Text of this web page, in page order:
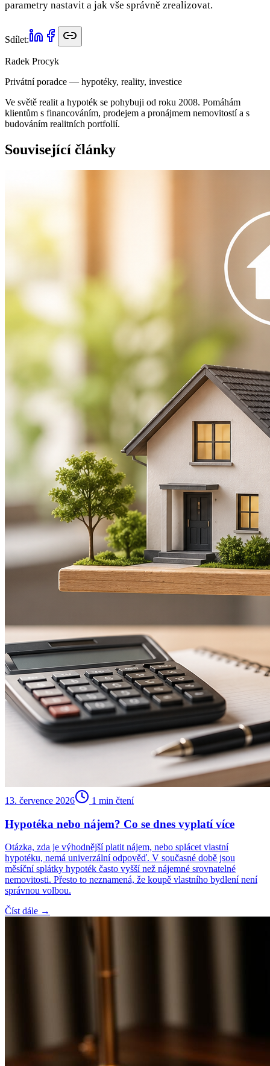
parametry nastavit a jak vše správně zrealizovat.
Sdílet:
Radek Procyk
Privátní poradce — hypotéky, reality, investice
Ve světě realit a hypoték se pohybuji od roku 2008. Pomáhám
klientům s financováním, prodejem a pronájmem nemovitostí a s
budováním realitních portfolií.
Související články
13. července 2026 1 min čtení
Hypotéka nebo nájem? Co se dnes vyplatí více
Otázka, zda je výhodnější platit nájem, nebo splácet vlastní
hypotéku, nemá univerzální odpověď. V současné době jsou
měsíční splátky hypoték často vyšší než nájemné srovnatelné
nemovitosti. Přesto to neznamená, že koupě vlastního bydlení není
správnou volbou.
Číst dále →